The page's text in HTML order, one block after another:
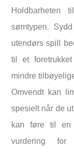
Holdbarheten
sømtypen.
utendørs spill
til et
mindre
Omvendt kan
spesielt når de
kan føre til en
vurdering